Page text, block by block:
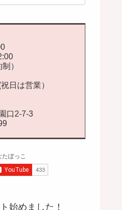
）
日は営業）
口2-7-3
始めました！